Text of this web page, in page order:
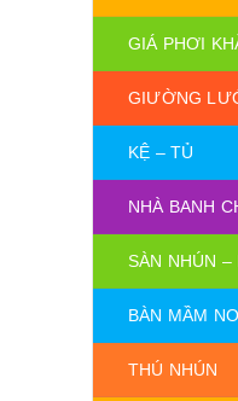
GIÁ PHƠI
GIƯỜNG
KỆ – TỦ
NHÀ BANH
SÀN NHÚN –
BÀN MẦM
THÚ NHÚN